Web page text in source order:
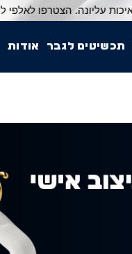
תכשיטים לגבר אודות